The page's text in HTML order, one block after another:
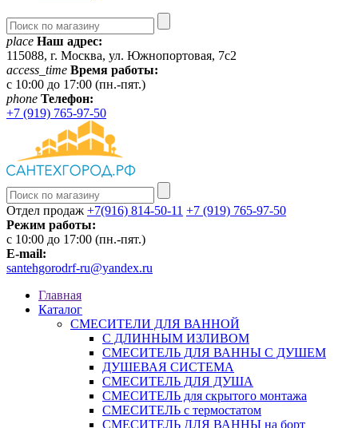
place Наш адрес:
115088, г. Москва, ул. Южнопортовая, 7с2
access_time Время работы:
c 10:00 до 17:00 (пн.-пят.)
phone Телефон:
+7 (919) 765-97-50
Отдел продаж +7(916) 814-50-11 +7 (919) 765-97-50
Режим работы:
c 10:00 до 17:00 (пн.-пят.)
E-mail:
santehgorodrf-ru@yandex.ru
Главная
Каталог
СМЕСИТЕЛИ ДЛЯ ВАННОЙ
С ДЛИННЫМ ИЗЛИВОМ
СМЕСИТЕЛЬ ДЛЯ ВАННЫ С ДУШЕМ
ДУШЕВАЯ СИСТЕМА
СМЕСИТЕЛЬ ДЛЯ ДУША
СМЕСИТЕЛЬ для скрытого монтажа
СМЕСИТЕЛЬ с термостатом
СМЕСИТЕЛЬ ДЛЯ ВАННЫ на борт